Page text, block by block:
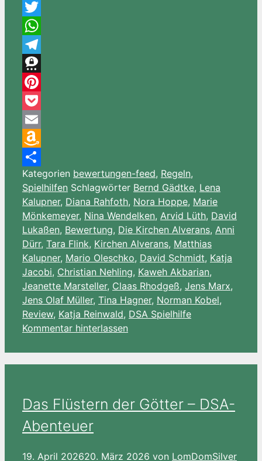
Messenger
Twitter
WhatsApp
Telegram
Threema
Pinterest
Pocket
Email
Amazon
Wish
List
Teilen
Kategorien bewertungen-feed, Regeln,
Spielhilfen Schlagwörter Bernd Gädtke, Lena
Kalupner, Diana Rahfoth, Nora Hoppe, Marie
Mönkemeyer, Nina Wendelken, Arvid Lüth, David
Lukaßen, Bewertung, Die Kirchen Alverans, Anni
Dürr, Tara Flink, Kirchen Alverans, Matthias
Kalupner, Mario Oleschko, David Schmidt, Katja
Jacobi, Christian Nehling, Kaweh Akbarian,
Jeanette Marsteller, Claas Rhodgeß, Jens Marx,
Jens Olaf Müller, Tina Hagner, Norman Kobel,
Review, Katja Reinwald, DSA Spielhilfe
Kommentar hinterlassen
Das Flüstern der Götter – DSA-
Abenteuer
19. April 202620. März 2026 von LomDomSilver